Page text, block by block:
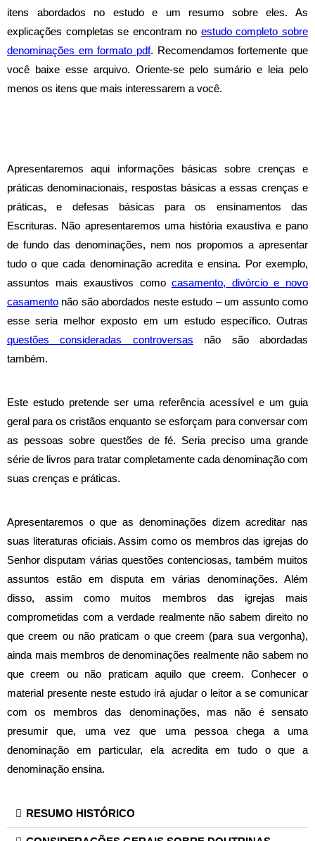
itens abordados no estudo e um resumo sobre eles. As
explicações completas se encontram no estudo completo sobre
denominações em formato pdf. Recomendamos fortemente que
você baixe esse arquivo. Oriente-se pelo sumário e leia pelo
menos os itens que mais interessarem a você.
Apresentaremos aqui informações básicas sobre crenças e
práticas denominacionais, respostas básicas a essas crenças e
práticas, e defesas básicas para os ensinamentos das
Escrituras. Não apresentaremos uma história exaustiva e pano
de fundo das denominações, nem nos propomos a apresentar
tudo o que cada denominação acredita e ensina. Por exemplo,
assuntos mais exaustivos comocasamento, divórcio e novo
casamento não são abordados neste estudo – um assunto como
esse seria melhor exposto em um estudo específico. Outras
questões consideradas controversas não são abordadas
também.
Este estudo pretende ser uma referência acessível e um guia
geral para os cristãos enquanto se esforçam para conversar com
as pessoas sobre questões de fé. Seria preciso uma grande
série de livros para tratar completamente cada denominação com
suas crenças e práticas.
Apresentaremos o que as denominações dizem acreditar nas
suas literaturas oficiais. Assim como os membros das igrejas do
Senhor disputam várias questões contenciosas, também muitos
assuntos estão em disputa em várias denominações. Além
disso, assim como muitos membros das igrejas mais
comprometidas com a verdade realmente não sabem direito no
que creem ou não praticam o que creem (para sua vergonha),
ainda mais membros de denominações realmente não sabem no
que creem ou não praticam aquilo que creem. Conhecer o
material presente neste estudo irá ajudar o leitor a se comunicar
com os membros das denominações, mas não é sensato
presumir que, uma vez que uma pessoa chega a uma
denominação em particular, ela acredita em tudo o que a
denominação ensina.
RESUMO HISTÓRICO